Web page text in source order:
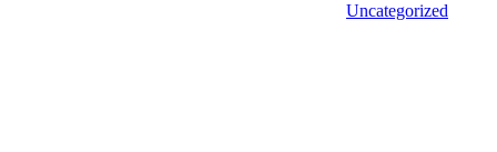
Uncategorized